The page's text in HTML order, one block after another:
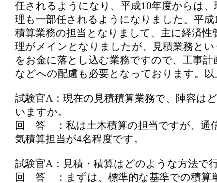
任されるようになり、平成10年度からは、
理も一部任されるようになりました。平成
積算業務の担当となりまして、主に経済性
理がメインとなりましたが、見積業務と
をお金に落とし込む業務ですので、工事計
などへの配慮も必要となっております。
試験官A：現在の見積積算業務で、陣容は
いますか。
回 答 ：私は土木積算の担当ですが、通
気積算担当が4名程度です。
試験官A：見積・積算はどのような方法で
回 答 ：まずは、標準的な基準での積算